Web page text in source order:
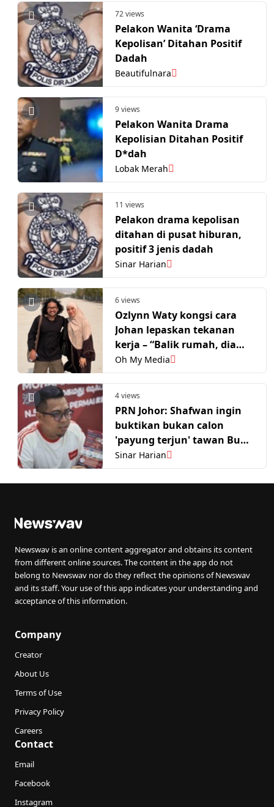
72 views
Pelakon Wanita ‘Drama
Kepolisan’ Ditahan Positif
Dadah
Beautifulnara
9 views
Pelakon Wanita Drama
Kepolisian Ditahan Positif
D*dah
Lobak Merah
11 views
Pelakon drama kepolisan
ditahan di pusat hiburan,
positif 3 jenis dadah
Sinar Harian
6 views
Ozlynn Waty kongsi cara
Johan lepaskan tekanan
kerja – “Balik rumah, dia
cari saya nak peluk”
Oh My Media
4 views
PRN Johor: Shafwan ingin
buktikan bukan calon
'payung terjun' tawan Bukit
Permai
Sinar Harian
Newswav is an online content aggregator and obtains its content
from different online sources. The content in the app do not
belong to Newswav nor do they reflect the opinions of Newswav
and its staff. Your use of this app indicates your understanding and
acceptance of this information.
Company
Creator
About Us
Terms of Use
Privacy Policy
Careers
Contact
Email
Facebook
Instagram